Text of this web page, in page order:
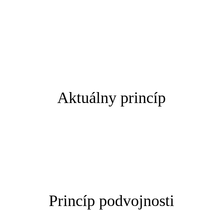
Aktuálny princíp
Princíp podvojnosti